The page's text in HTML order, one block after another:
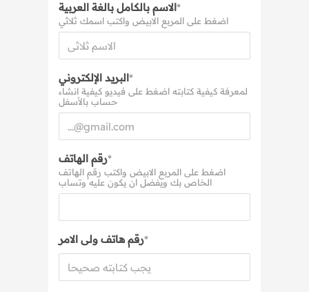
الاسم بالكامل بالغة العربية*
اضغط على المربع الابيض واكتب اسمك ثلاثي
البريد الإلكتروني*
لمعرفة كيفية كتابته اضغط على فيديو كيفية انشاء
حساب بالأسفل
رقم الهاتف*
اضغط على المربع الابيض واكتب رقم الهاتف
الخاص بك ويفضل ان يكون عليه وتساب
رقم هاتف ولى الامر*